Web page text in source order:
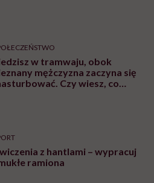
w tramwaju, obok
mężczyzna zaczyna się
Czy wiesz, co
z hantlami – wypracuj
ramiona